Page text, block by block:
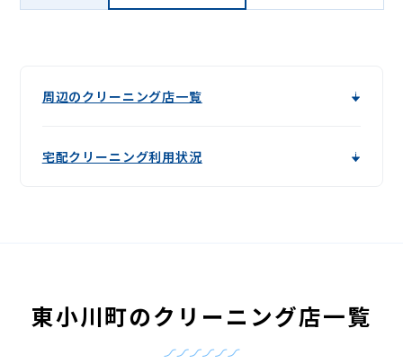
周辺のクリーニング店一覧
宅配クリーニング利用状況
東小川町のクリーニング店一覧